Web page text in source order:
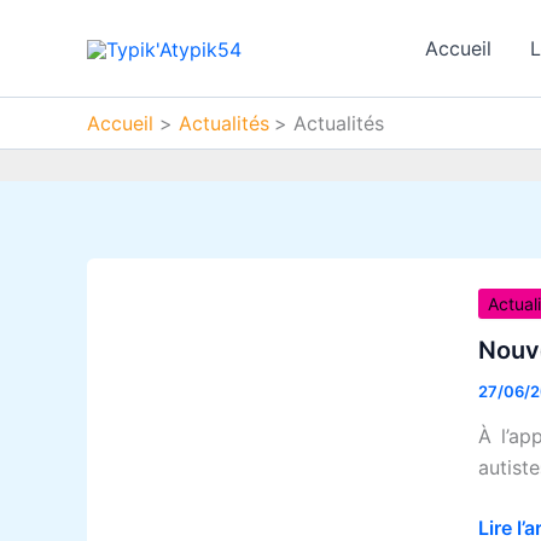
Accueil
Accueil Actualités Actualités
27/06/
À
guide
à
:
«
les
Lire